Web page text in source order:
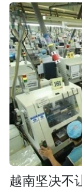
越南坚决不